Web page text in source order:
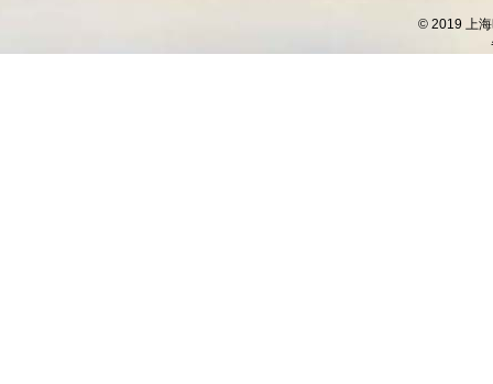
© 2019 上